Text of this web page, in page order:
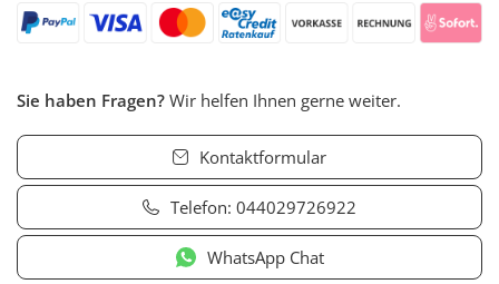
Sie haben Fragen? Wir helfen Ihnen gerne weiter.
Kontaktformular
Telefon: 044029726922
WhatsApp Chat